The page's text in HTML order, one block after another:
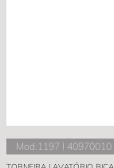
Mod.1197 I 40970010